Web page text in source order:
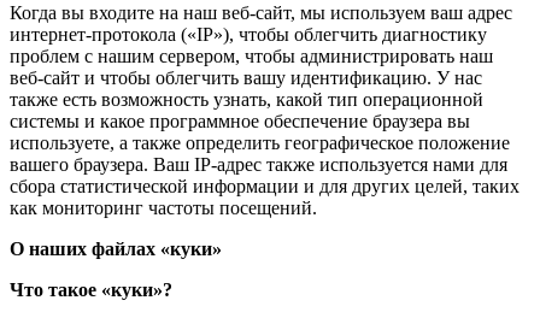
Когда вы входите на наш веб-сайт, мы используем ваш адрес
интернет-протокола («IP»), чтобы облегчить диагностику
проблем с нашим сервером, чтобы администрировать наш
веб-сайт и чтобы облегчить вашу идентификацию. У нас
также есть возможность узнать, какой тип операционной
системы и какое программное обеспечение браузера вы
используете, а также определить географическое положение
вашего браузера. Ваш IP-адрес также используется нами для
сбора статистической информации и для других целей, таких
как мониторинг частоты посещений.
О наших файлах «куки»
Что такое «куки»?